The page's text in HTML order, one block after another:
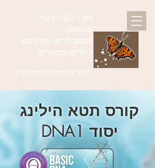
ויקי - לנצח בגוף
ובנשמה
מרחב לריפוי גוף ורגש
לילדים ומבוגרים
להפוך את הריפוי לבחירה שלך
קורס תטא הילינג
יסוד DNA1